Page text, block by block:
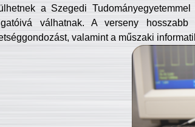
a Szegedi
válhatnak. A verseny
valamint a műszaki